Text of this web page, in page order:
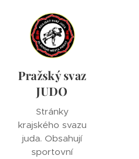
Pražský svaz
JUDO
Stránky
krajského svazu
juda. Obsahují
sportovní